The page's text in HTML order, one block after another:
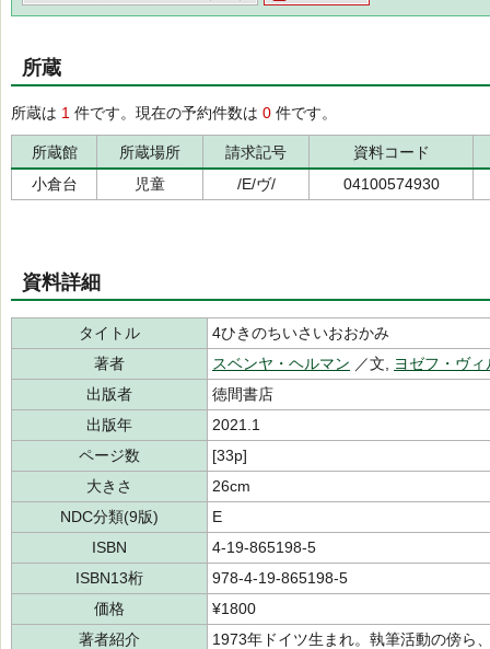
所蔵
所蔵は 1 件です。現在の予約件数は 0 件です。
所蔵館 所蔵場所 請求記号
資料コード
小倉台
児童 /E/ヴ/ 04100574930
資料詳細
タイトル
4ひきのちいさいおおかみ
著者
スベンヤ・ヘルマン ／文,
ヨゼフ・ヴィ
出版者
徳間書店
出版年
2021.1
ページ数
[33p]
大きさ
26cm
NDC分類(9版)
E
ISBN
4-19-865198-5
ISBN13桁
978-4-19-865198-5
価格
¥1800
著者紹介
1973年ドイツ生まれ。執筆活動の傍ら